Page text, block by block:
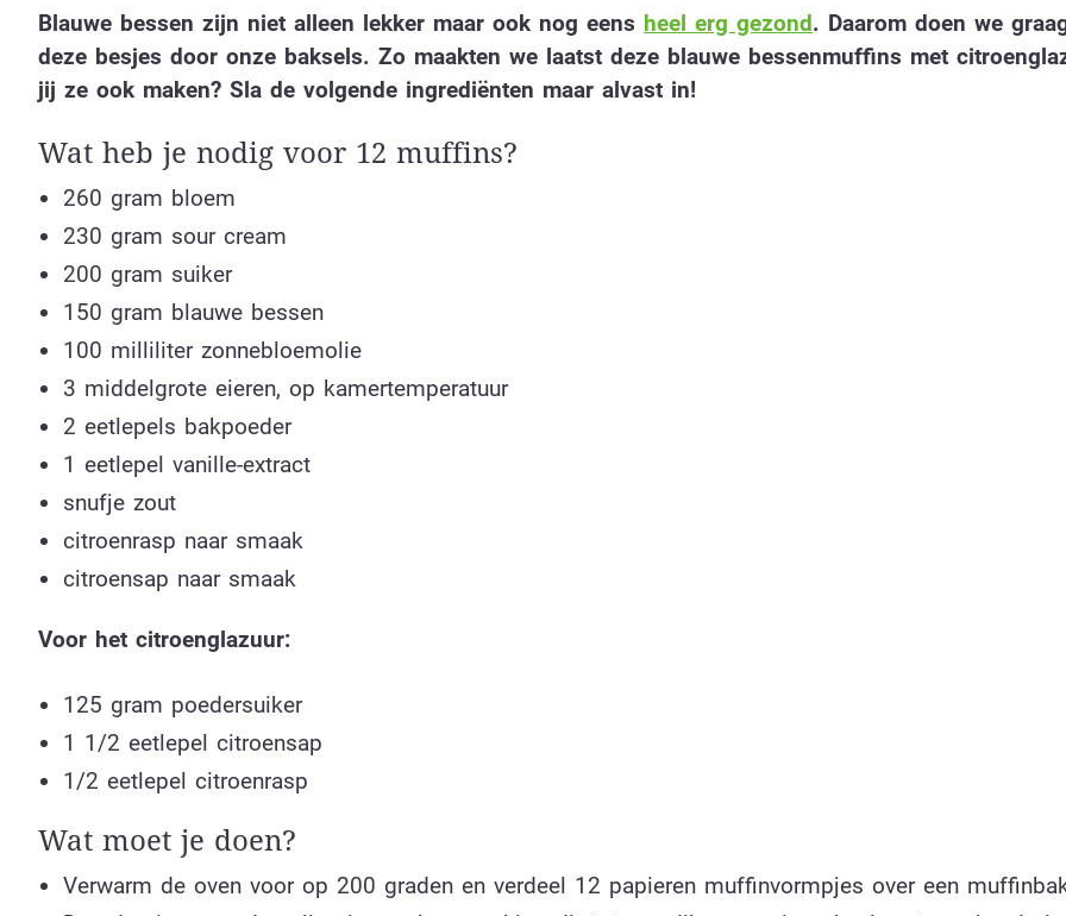
Blauwe bessen zijn niet alleen lekker maar ook nog eens heel erg gezond. Daarom doen we
deze besjes door onze baksels. Zo maakten we laatst deze blauwe bessenmuffins met
jij ze ook maken? Sla de volgende ingrediënten maar alvast in!
Wat heb je nodig voor 12 muffins?
260 gram bloem
230 gram sour cream
200 gram suiker
150 gram blauwe bessen
100 milliliter zonnebloemolie
3 middelgrote eieren, op kamertemperatuur
2 eetlepels bakpoeder
1 eetlepel vanille-extract
snufje zout
citroenrasp naar smaak
citroensap naar smaak
Voor het citroenglazuur:
125 gram poedersuiker
1 1/2 eetlepel citroensap
1/2 eetlepel citroenrasp
Wat moet je doen?
Verwarm de oven voor op 200 graden en verdeel 12 papieren muffinvormpjes over een